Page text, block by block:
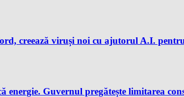
creează viruși noi cu ajutorul A.I.
energie. Guvernul pregătește limitarea